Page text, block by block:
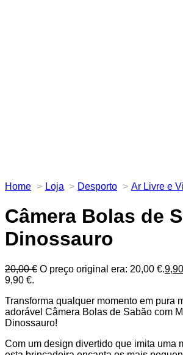
Home Loja Desporto Ar Livre e
Câmera Bolas de
Dinossauro
20,00€ O preço original era: 20,00 €.9,90
9,90 €.
Transforma qualquer momento em pura
adorável Câmera Bolas de Sabão com
Dinossauro!
Com um design divertido que imita uma